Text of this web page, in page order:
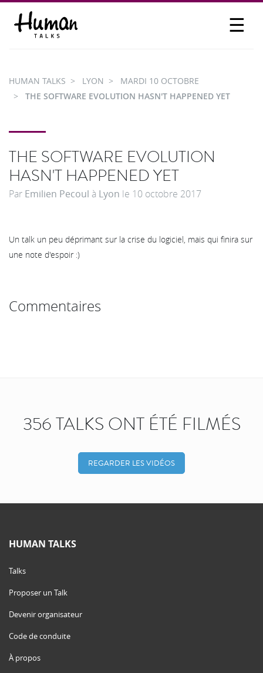
☰
PARTICIPER
HUMAN TALKS LYON
MARDI 10 OCTOBRE
THE SOFTWARE EVOLUTION HASN'T HAPPENED YET
THE SOFTWARE EVOLUTION
HASN'T HAPPENED YET
Par Emilien Pecoul à Lyon le 10 octobre 2017
Un talk un peu déprimant sur la crise du logiciel, mais qui finira sur
une note d'espoir :)
Commentaires
356 TALKS ONT ÉTÉ FILMÉS
REGARDER LES VIDÉOS
HUMAN TALKS
Talks
Proposer un Talk
Devenir organisateur
Code de conduite
À propos